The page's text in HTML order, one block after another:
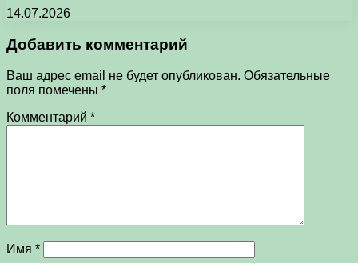
14.07.2026
Добавить комментарий
Ваш адрес email не будет опубликован. Обязательные
поля помечены *
Комментарий *
Имя *